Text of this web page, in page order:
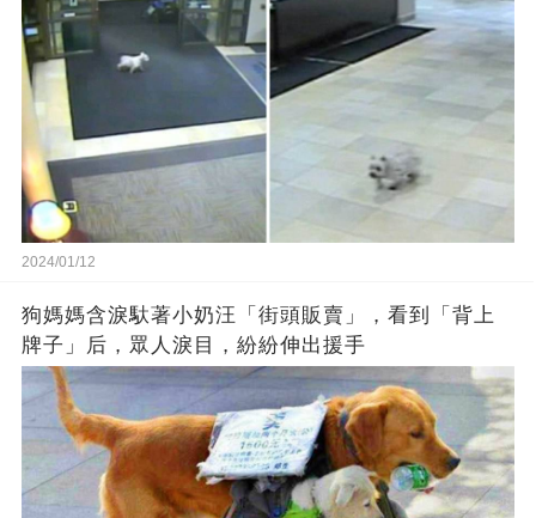
2024/01/12
狗媽媽含淚馱著小奶汪「街頭販賣」，看到「背上
牌子」后，眾人淚目，紛紛伸出援手